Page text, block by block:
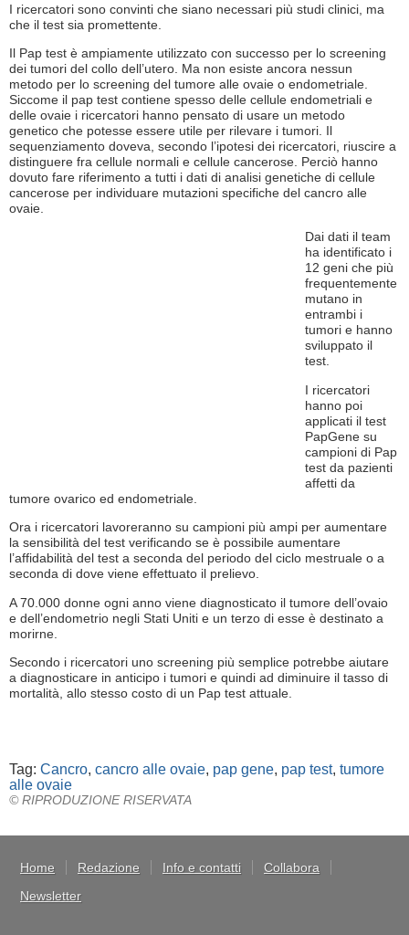
I ricercatori sono convinti che siano necessari più studi clinici, ma
che il test sia promettente.
Il Pap test è ampiamente utilizzato con successo per lo screening
dei tumori del collo dell’utero. Ma non esiste ancora nessun
metodo per lo screening del tumore alle ovaie o endometriale.
Siccome il pap test contiene spesso delle cellule endometriali e
delle ovaie i ricercatori hanno pensato di usare un metodo
genetico che potesse essere utile per rilevare i tumori. Il
sequenziamento doveva, secondo l’ipotesi dei ricercatori, riuscire a
distinguere fra cellule normali e cellule cancerose. Perciò hanno
dovuto fare riferimento a tutti i dati di analisi genetiche di cellule
cancerose per individuare mutazioni specifiche del cancro alle
ovaie.
Dai dati il team
ha identificato i
12 geni che più
frequentemente
mutano in
entrambi i
tumori e hanno
sviluppato il
test.
I ricercatori
hanno poi
applicati il test
PapGene su
campioni di Pap
test da pazienti
affetti da
tumore ovarico ed endometriale.
Ora i ricercatori lavoreranno su campioni più ampi per aumentare
la sensibilità del test verificando se è possibile aumentare
l’affidabilità del test a seconda del periodo del ciclo mestruale o a
seconda di dove viene effettuato il prelievo.
A 70.000 donne ogni anno viene diagnosticato il tumore dell’ovaio
e dell’endometrio negli Stati Uniti e un terzo di esse è destinato a
morirne.
Secondo i ricercatori uno screening più semplice potrebbe aiutare
a diagnosticare in anticipo i tumori e quindi ad diminuire il tasso di
mortalità, allo stesso costo di un Pap test attuale.
Tag: Cancro, cancro alle ovaie, pap gene, pap test, tumore
alle ovaie
© RIPRODUZIONE RISERVATA
Home Redazione Info e contatti
Collabora
Newsletter